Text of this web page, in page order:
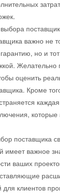
важно не
но и
Желательно
оценить
Кроме
которые
поставщика
имеет важное
ваших
для клиентов